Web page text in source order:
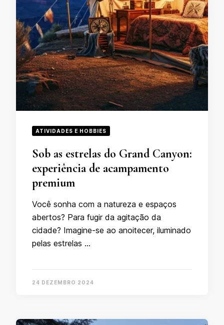
ATIVIDADES E HOBBIES
Sob as estrelas do Grand Canyon:
experiência de acampamento
premium
Você sonha com a natureza e espaços
abertos? Para fugir da agitação da
cidade? Imagine-se ao anoitecer, iluminado
pelas estrelas …
24 DEZEMBRO 2024